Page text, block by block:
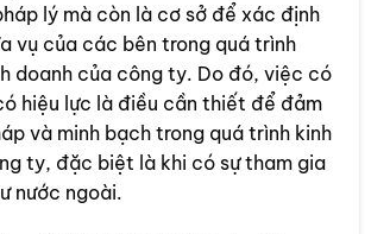
lý mà còn là cơ sở để xác định
vụ của các bên trong quá trình
doanh của công ty. Do đó, việc có
hiệu lực là điều cần thiết để đảm
và minh bạch trong quá trình kinh
ty, đặc biệt là khi có sự tham gia
nước ngoài.